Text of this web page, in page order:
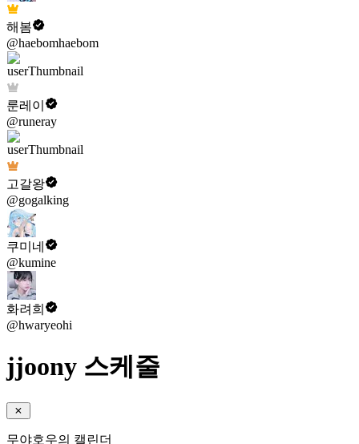
해봄
@haebomhaebom
룬레이
@runeray
고갈왕
@gogalking
쿠미네
@kumine
화려희
@hwaryeohi
jjoony 스케줄
무야호우의 캘린더